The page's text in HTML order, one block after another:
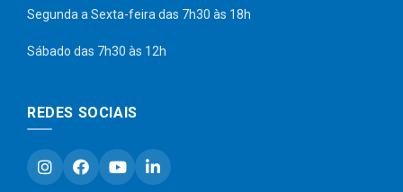
Segunda a Sexta-feira das 7h30 às 18h
Sábado das 7h30 às 12h
REDES SOCIAIS